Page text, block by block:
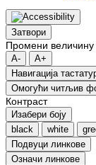
Затвори
Промени
A-
A+
Навигација
Oмогући читљив
Контраст
Изабери боју
black
white
Подвуци линкове
Означи линкове